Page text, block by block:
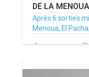
DE LA
Après 6 sorties
Menoua, El
26/01/25